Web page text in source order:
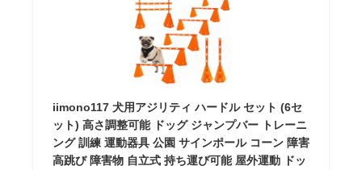
iimono117 犬用アジリティ ハードル セット (6セ
ット) 高さ調整可能 ドッグ ジャンプバー トレーニ
ング 訓練 運動器具 公園 サインポール コーン 障害
高跳び 障害物 自立式 持ち運び可能 屋外運動 ドッ